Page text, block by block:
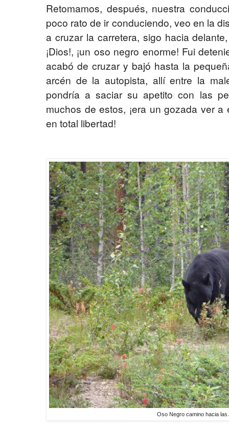
Retomamos, después, nuestra
poco rato de ir conduciendo, veo en la
a cruzar la carretera, sigo hacia
¡Dios!, ¡un oso negro enorme! Fui
acabó de cruzar y bajó hasta la
arcén de la autopista, allí entre la
pondría a saciar su apetito con las
muchos de estos, ¡era un gozada ver
en total libertad!
Oso Negro camino hacia las